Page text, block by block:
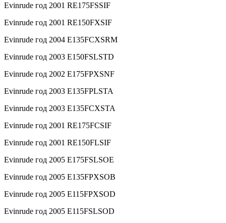
Evinrude год 2001 RE175FSSIF
Evinrude год 2001 RE150FXSIF
Evinrude год 2004 E135FCXSRM
Evinrude год 2003 E150FSLSTD
Evinrude год 2002 E175FPXSNF
Evinrude год 2003 E135FPLSTA
Evinrude год 2003 E135FCXSTA
Evinrude год 2001 RE175FCSIF
Evinrude год 2001 RE150FLSIF
Evinrude год 2005 E175FSLSOE
Evinrude год 2005 E135FPXSOB
Evinrude год 2005 E115FPXSOD
Evinrude год 2005 E115FSLSOD